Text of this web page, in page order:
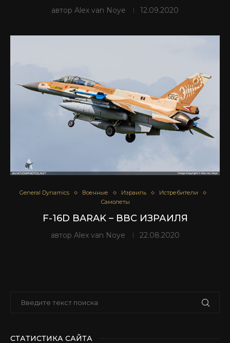
автор Alex van Noye 12.09.2020
General Dynamics Военные Израиль
Истребители
Самолеты
F-16D BARAK – ВВС ИЗРАИЛЯ
автор Alex van Noye 22.08.2020
СТАТИСТИКА САЙТА